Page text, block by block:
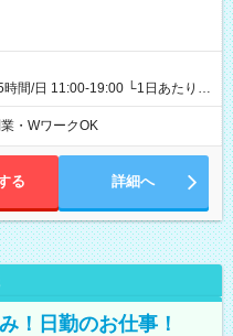
間/日 11:00-19:00 └1日あたりの
間帯内であれば、いつでも勤務可
好きな曜日でご勤務いただけま
な働き方が可能なお仕事です！
・WワークOK
る 詳細へ
！日勤のお仕事！